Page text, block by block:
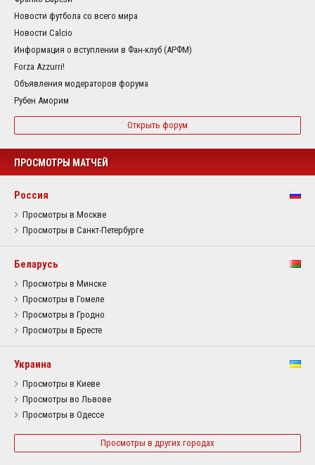
Новости футбола со всего мира
Новости Calcio
Информация о вступлении в Фан-клуб (АРФМ)
Forza Azzurri!
Объявления модераторов форума
Рубен Аморим
Открыть форум
ПРОСМОТРЫ МАТЧЕЙ
Россия
Просмотры в Москве
Просмотры в Санкт-Петербурге
Беларусь
Просмотры в Минске
Просмотры в Гомеле
Просмотры в Гродно
Просмотры в Бресте
Украина
Просмотры в Киеве
Просмотры во Львове
Просмотры в Одессе
Просмотры в других городах